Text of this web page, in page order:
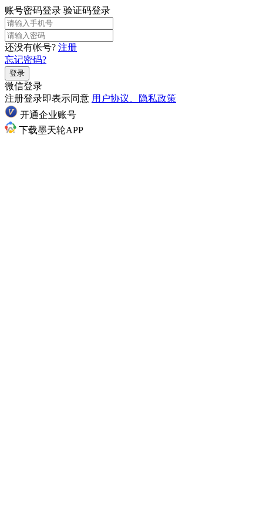
账号密码登录 验证码登录
还没有帐号? 注册
忘记密码?
登录
微信登录
注册登录即表示同意 用户协议、隐私政策
开通企业账号
下载墨天轮APP